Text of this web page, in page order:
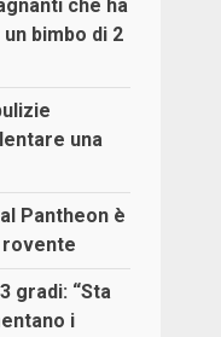
che ha
bimbo di 2
una
Pantheon è
rovente
gradi: “Sta
i